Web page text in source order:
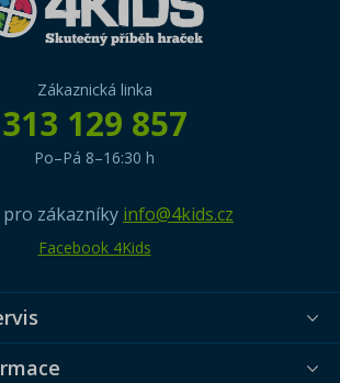
Zákaznická linka
313 129 857
Po–Pá 8–16:30 h
pro zákazníky info@4kids.cz
Facebook 4Kids